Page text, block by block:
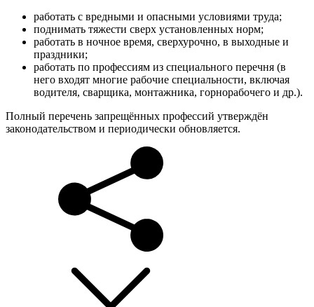
работать с вредными и опасными условиями труда;
поднимать тяжести сверх установленных норм;
работать в ночное время, сверхурочно, в выходные и
праздники;
работать по профессиям из специального перечня (в
него входят многие рабочие специальности, включая
водителя, сварщика, монтажника, горнорабочего и др.).
Полный перечень запрещённых профессий утверждён
законодательством и периодически обновляется.